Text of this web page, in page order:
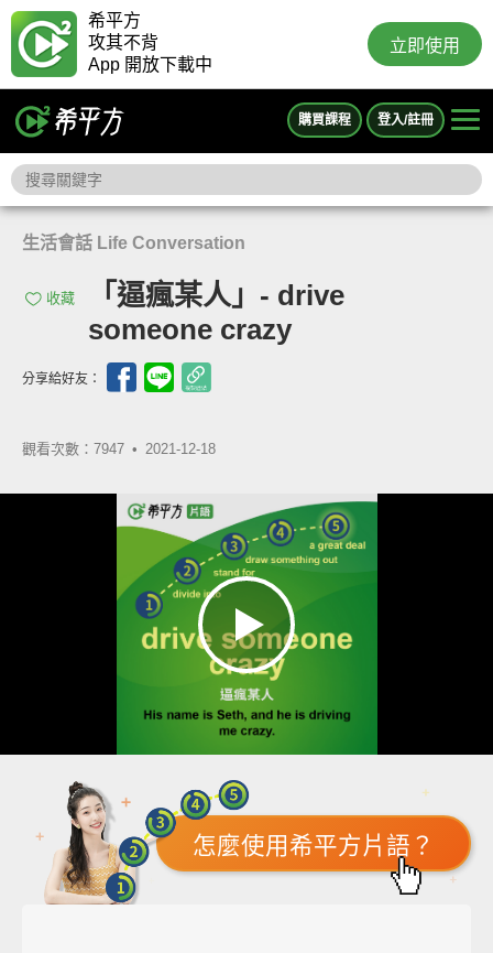
希平方
攻其不背
App 開放下載中
立即使用
購買課程 登入/註冊
生活會話 Life Conversation
收藏
「逼瘋某人」- drive
someone crazy
分享給好友：
觀看次數：7947 • 2021-12-18
怎麼使用希平方片語？